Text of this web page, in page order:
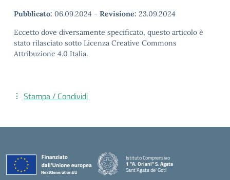
Pubblicato: 06.09.2024 - Revisione: 23.09.2024
Eccetto dove diversamente specificato, questo articolo è
stato rilasciato sotto Licenza Creative Commons
Attribuzione 4.0 Italia.
Stampa / Condividi
Istituto Comprensivo
1 "A. Oriani" S. Agata
Sant'Agata de' Goti
— Visita la pagina iniziale della scuola